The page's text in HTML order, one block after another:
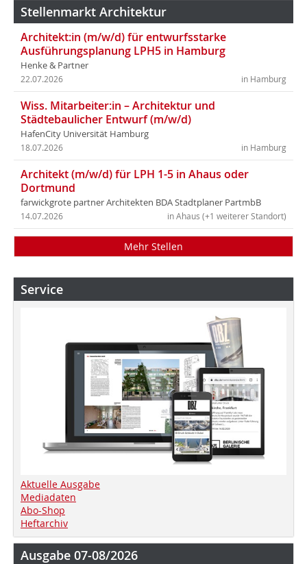
Stellenmarkt Architektur
Architekt:in (m/w/d) für entwurfsstarke
Ausführungsplanung LPH5 in Hamburg
Henke & Partner
in Hamburg
22.07.2026
Wiss. Mitarbeiter:in – Architektur und
Städtebaulicher Entwurf (m/w/d)
HafenCity Universität Hamburg
in Hamburg
18.07.2026
Architekt (m/w/d) für LPH 1-5 in Ahaus oder
Dortmund
farwickgrote partner Architekten BDA Stadtplaner PartmbB
in Ahaus (+1 weiterer Standort)
14.07.2026
Mehr Stellen
Service
Aktuelle Ausgabe
Mediadaten
Abo-Shop
Heftarchiv
Ausgabe 07-08/2026